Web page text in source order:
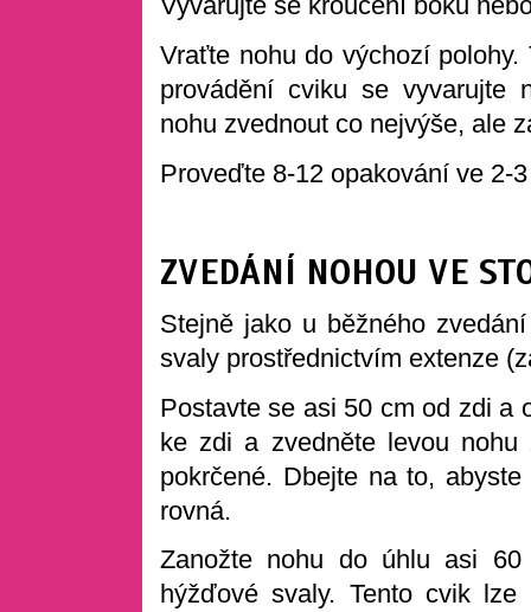
Vraťte nohu do výchozí
provádění cviku se vyvarujte
nohu zvednout co nejvýše, ale
Proveďte 8-12 opakování ve 2-
ZVEDÁNÍ NOHOU VE
Stejně jako u běžného
svaly prostřednictvím extenze
Postavte se asi 50 cm od zdi a
ke zdi a zvedněte levou nohu
pokrčené. Dbejte na to,
rovná.
Zanožte nohu do úhlu asi 60
hýžďové svaly. Tento cvik